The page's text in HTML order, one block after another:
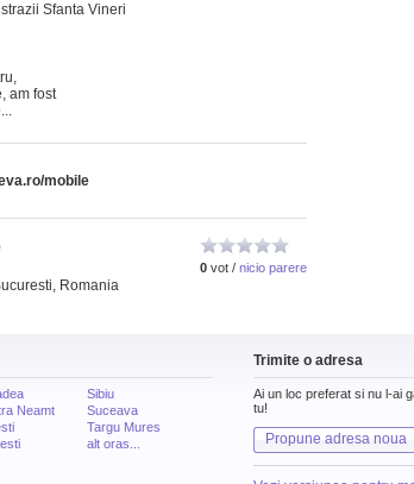
Sfanta Vineri
am fost
mobile
0 vot / nicio parere
Romania
Neamt
Sibiu
Suceava
Targu Mures
alt oras...
Trimite o adresa
Ai un loc preferat si nu l-ai
tu!
Propune adresa noua